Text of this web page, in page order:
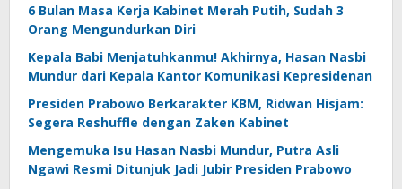
6 Bulan Masa Kerja Kabinet Merah Putih, Sudah 3
Orang Mengundurkan Diri
Kepala Babi Menjatuhkanmu! Akhirnya, Hasan Nasbi
Mundur dari Kepala Kantor Komunikasi Kepresidenan
Presiden Prabowo Berkarakter KBM, Ridwan Hisjam:
Segera Reshuffle dengan Zaken Kabinet
Mengemuka Isu Hasan Nasbi Mundur, Putra Asli
Ngawi Resmi Ditunjuk Jadi Jubir Presiden Prabowo